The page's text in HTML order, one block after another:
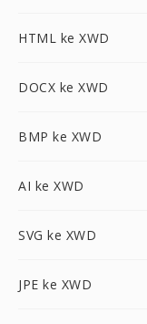
HTML ke XWD
DOCX ke XWD
BMP ke XWD
AI ke XWD
SVG ke XWD
JPE ke XWD